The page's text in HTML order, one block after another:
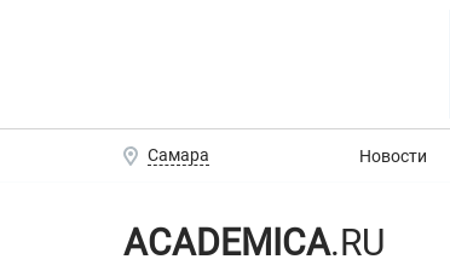
Самара Новости
ACADEMICA.RU